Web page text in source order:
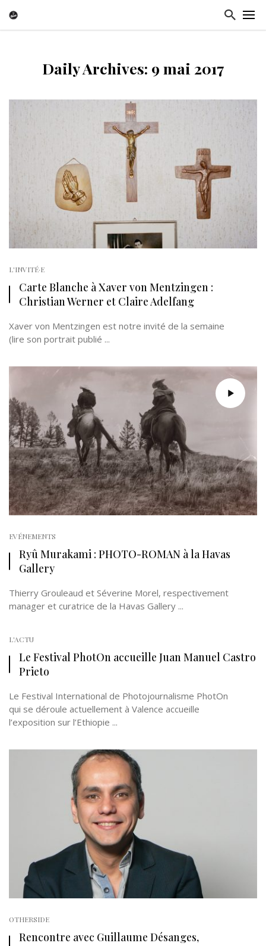
Daily Archives: 9 mai 2017
L'INVITÉ·E
Carte Blanche à Xaver von Mentzingen :
Christian Werner et Claire Adelfang
Xaver von Mentzingen est notre invité de la semaine
(lire son portrait publié ...
EVÉNEMENTS
Ryû Murakami : PHOTO-ROMAN à la Havas
Gallery
Thierry Grouleaud et Séverine Morel, respectivement
manager et curatrice de la Havas Gallery ...
L'ACTU
Le Festival PhotOn accueille Juan Manuel Castro
Prieto
Le Festival International de Photojournalisme PhotOn
qui se déroule actuellement à Valence accueille
l’exposition sur l’Ethiopie ...
OTHERSIDE
Rencontre avec Guillaume Désanges,